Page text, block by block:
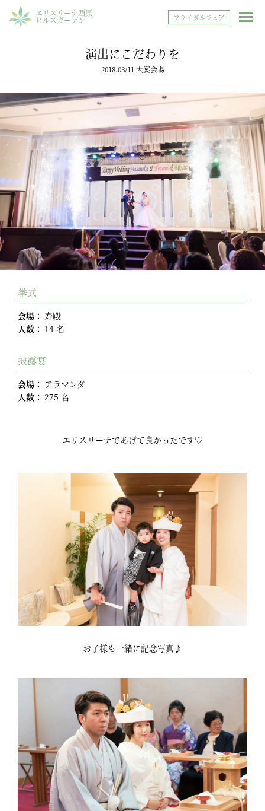
エリスリーナ西原
ヒルズガーデン ブライダルフェア
演出にこだわりを
2018.03/11 大宴会場
挙式
会場： 寿殿
人数： 14 名
披露宴
会場： アラマンダ
人数： 275 名
エリスリーナであげて良かったです♡
お子様も一緒に記念写真♪